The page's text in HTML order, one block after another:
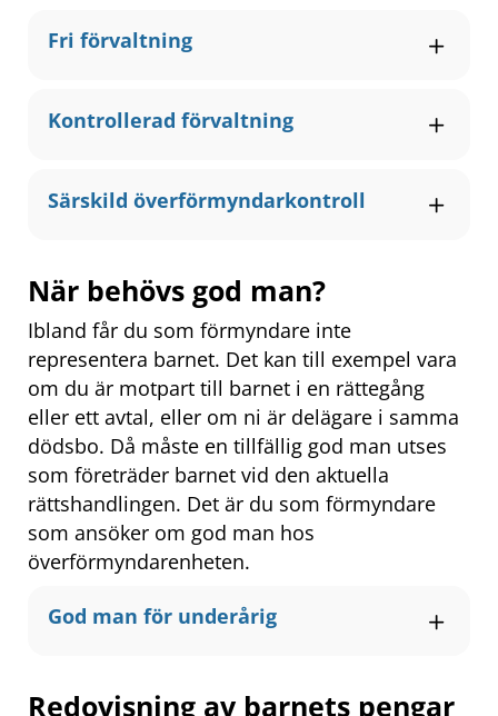
Fri förvaltning
Kontrollerad förvaltning
Särskild överförmyndarkontroll
När behövs god man?
Ibland får du som förmyndare inte
representera barnet. Det kan till exempel vara
om du är motpart till barnet i en rättegång
eller ett avtal, eller om ni är delägare i samma
dödsbo. Då måste en tillfällig god man utses
som företräder barnet vid den aktuella
rättshandlingen. Det är du som förmyndare
som ansöker om god man hos
överförmyndarenheten.
God man för underårig
Redovisning av barnets pengar